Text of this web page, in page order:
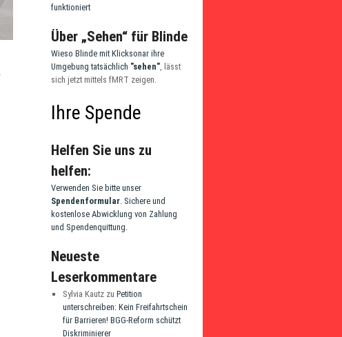
funktioniert
Über „Sehen“ für Blinde
Wieso Blinde mit Klicksonar ihre
Umgebung tatsächlich "sehen", lässt
sich jetzt mittels fMRT zeigen.
Ihre Spende
Helfen Sie uns zu
helfen:
Verwenden Sie bitte unser
Spendenformular. Sichere und
kostenlose Abwicklung von Zahlung
und Spendenquittung.
Neueste
Leserkommentare
Sylvia Kautzzu Petition
unterschreiben: Kein Freifahrtschein
für Barrieren! BGG-Reform schützt
Diskriminierer